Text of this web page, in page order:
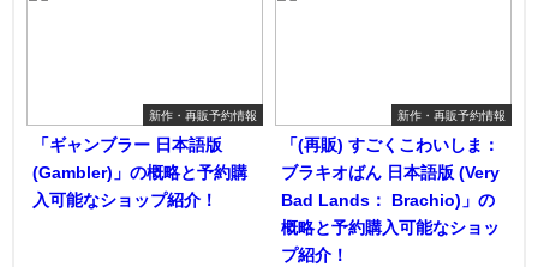
新作・再販予約情報
「ギャンブラー 日本語版
(Gambler)」の概略と予約購
入可能なショップ紹介！
新作・再販予約情報
「(再販) すごくこわいしま：
ブラキオばん 日本語版 (Very
Bad Lands： Brachio)」の
概略と予約購入可能なショッ
プ紹介！